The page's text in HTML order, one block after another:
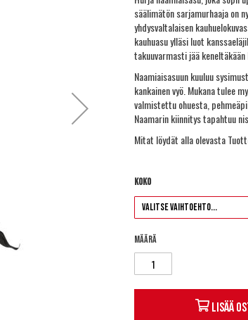
säälimätön sarjamurhaaja on
yhdysvaltalaisen
kauhuasu ylläsi luot
takuuvarmasti jää
Naamiaisasuun kuuluu
kankainen vyö. Mukana tulee
valmistettu ohuesta,
Naamarin kiinnitys tapahtuu
Mitat löydät alla olevasta
Koko
Määrä
Lisää